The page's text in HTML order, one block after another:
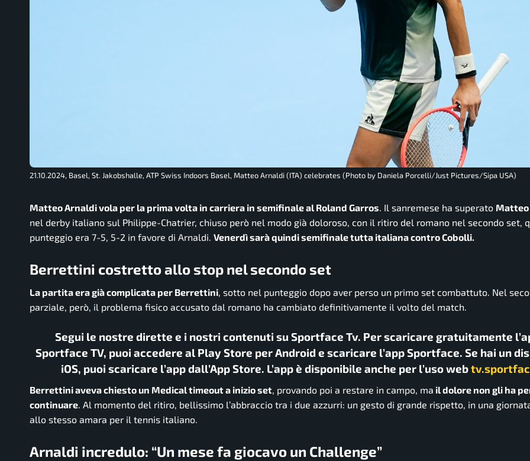
21.10.2024, Basel, St. Jakobshalle, ATP Swiss Indoors Basel, Matteo Arnaldi (ITA) celebrates (Photo by Daniela Porcelli/Just Pictures/Sipa USA)
Matteo Arnaldi vola per la prima volta in carriera in semifinale al Roland Garros . Il sanremese ha superato
nel derby italiano sul Philippe-Chatrier, chiuso però nel modo già doloroso, con il ritiro del romano nel secondo set,
punteggio era 7-5, 5-2 in favore di Arnaldi. Venerdì sarà quindi semifinale tutta italiana contro Cobolli.
Berrettini costretto allo stop nel secondo set
La partita era già complicata per Berrettini, sotto nel punteggio dopo aver perso un primo set combattuto. Nel
parziale, però, il problema fisico accusato dal romano ha cambiato definitivamente il volto del match.
Segui le nostre dirette e i nostri contenuti su Sportface Tv. Per scaricare gratuitamente
Sportface TV, puoi accedere al Play Store per Android e scaricare l’app Sportface. Se hai un
iOS, puoi scaricare l’app dall’App Store. L’app è disponibile anche per l’uso web
Berrettini aveva chiesto un Medical timeout a inizio set, provando poi a restare in campo, ma il dolore non gli ha
continuare. Al momento del ritiro, bellissimo l’abbraccio tra i due azzurri: un gesto di grande rispetto, in una
allo stesso amara per il tennis italiano.
Arnaldi incredulo: “Un mese fa giocavo un Challenge”